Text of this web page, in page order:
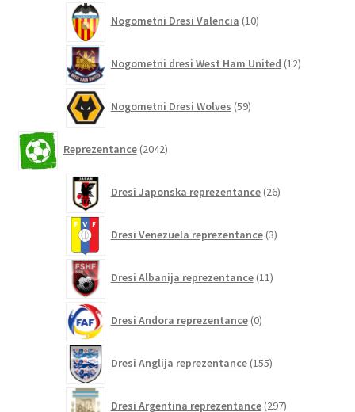
Nogometni Dresi Valencia 10izdelkov
Nogometni dresi West Ham United 12izdelkov
Nogometni Dresi Wolves 59izdelkov
Reprezentance 2042izdelkov
Dresi Japonska reprezentance 26izdelkov
Dresi Venezuela reprezentance 3izdelki
Dresi Albanija reprezentance 11izdelkov
Dresi Andora reprezentance 0izdelkov
Dresi Anglija reprezentance 155izdelkov
Dresi Argentina reprezentance 297